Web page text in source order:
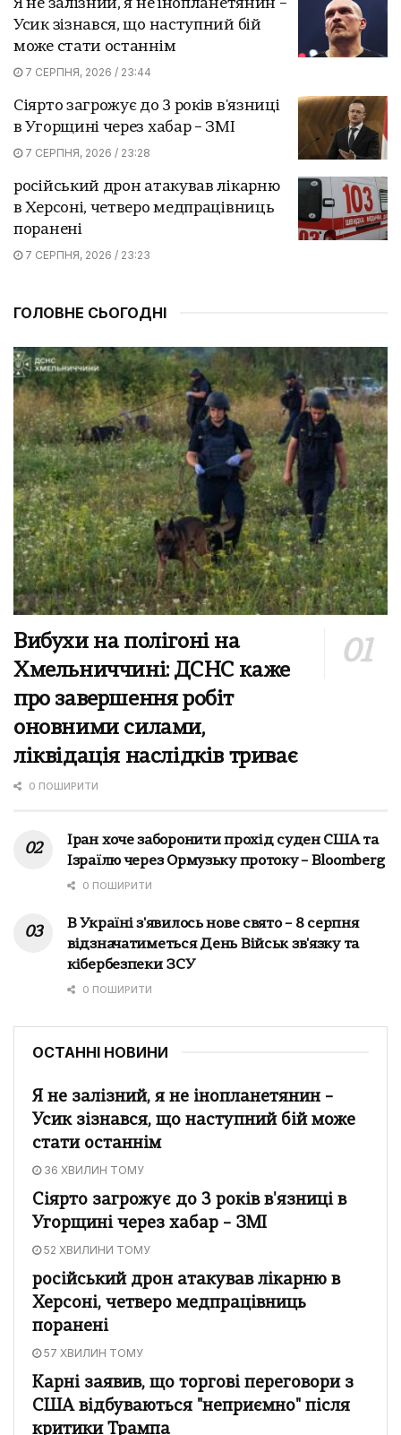
Я не залізний, я не інопланетянин –
Усик зізнався, що наступний бій
може стати останнім
7 СЕРПНЯ, 2026 / 23:44
Сіярто загрожує до 3 років в'язниці
в Угорщині через хабар – ЗМІ
7 СЕРПНЯ, 2026 / 23:28
російський дрон атакував лікарню
в Херсоні, четверо медпрацівниць
поранені
7 СЕРПНЯ, 2026 / 23:23
ГОЛОВНЕ СЬОГОДНІ
Вибухи на полігоні на
Хмельниччині: ДСНС каже
про завершення робіт
оновними силами,
ліквідація наслідків триває
0 ПОШИРИТИ
Іран хоче заборонити прохід суден США та
Ізраїлю через Ормузьку протоку – Bloomberg
0 ПОШИРИТИ
В Україні з'явилось нове свято – 8 серпня
відзначатиметься День Військ зв'язку та
кібербезпеки ЗСУ
0 ПОШИРИТИ
ОСТАННІ НОВИНИ
Я не залізний, я не інопланетянин –
Усик зізнався, що наступний бій може
стати останнім
36 ХВИЛИН ТОМУ
Сіярто загрожує до 3 років в'язниці в
Угорщині через хабар – ЗМІ
52 ХВИЛИНИ ТОМУ
російський дрон атакував лікарню в
Херсоні, четверо медпрацівниць
поранені
57 ХВИЛИН ТОМУ
Карні заявив, що торгові переговори з
США відбуваються "неприємно" після
критики Трампа